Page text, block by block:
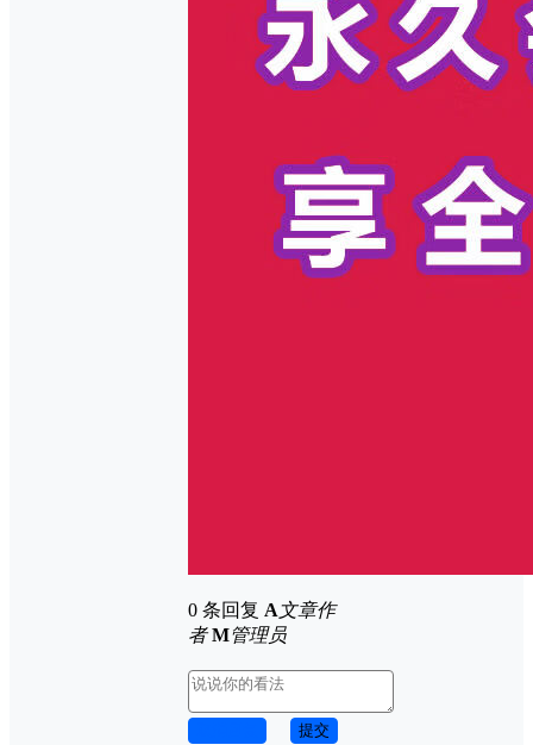
0 条回复 A文章作
者 M管理员
提交